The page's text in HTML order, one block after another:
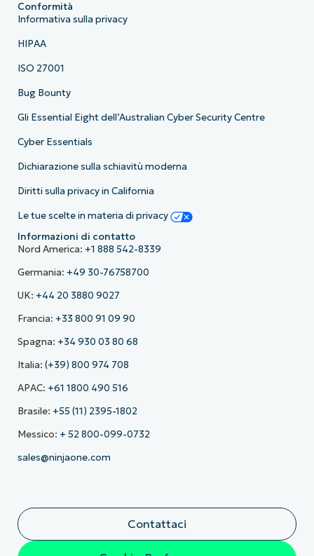
Conformità
Informativa sulla privacy
HIPAA
ISO 27001
Bug Bounty
Gli Essential Eight dell’Australian Cyber Security Centre
Cyber Essentials
Dichiarazione sulla schiavitù moderna
Diritti sulla privacy in California
Le tue scelte in materia di privacy
Informazioni di contatto
Nord America: +1 888 542-8339
Germania: +49 30-76758700
UK: +44 20 3880 9027
Francia: +33 800 91 09 90
Spagna: +34 930 03 80 68
Italia: (+39) 800 974 708
APAC: +61 1800 490 516
Brasile: +55 (11) 2395-1802
Messico: + 52 800-099-0732
sales@ninjaone.com
Contattaci